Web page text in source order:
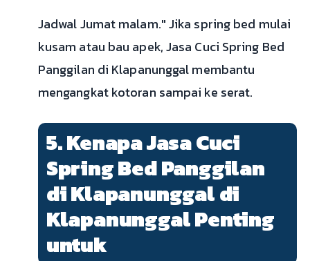
Jadwal Jumat malam." Jika spring bed mulai
kusam atau bau apek, Jasa Cuci Spring Bed
Panggilan di Klapanunggal membantu
mengangkat kotoran sampai ke serat.
5. Kenapa Jasa Cuci
Spring Bed Panggilan
di Klapanunggal di
Klapanunggal Penting
untuk